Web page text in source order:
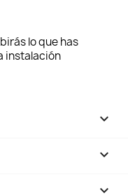
lo que has
instalación


